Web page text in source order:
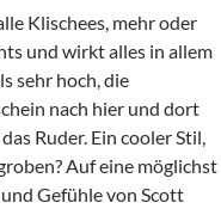
Klischees, mehr oder
und wirkt alles in allem
sehr hoch, die
nach hier und dort
Ruder. Ein cooler Stil,
Auf eine möglichst
Gefühle von Scott